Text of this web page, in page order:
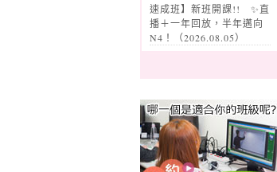
速成班】新班開課!! ✨️直
播＋一年回放，半年邁向
N4！（2026.08.05）